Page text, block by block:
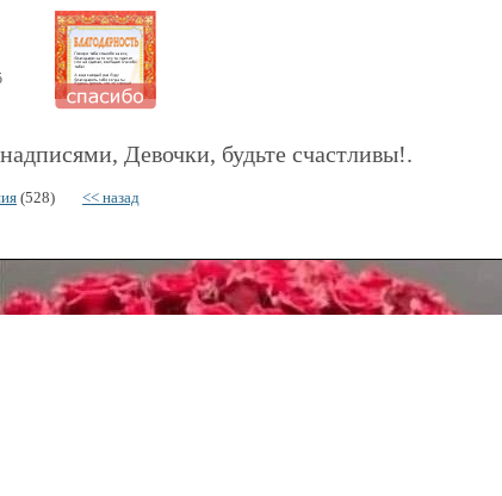
Девочки, будьте счастливы!.
(528) << назад